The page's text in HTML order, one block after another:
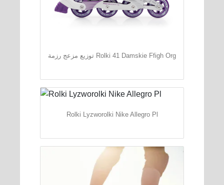
توزيع مزعج رزمة Rolki 41 Damskie Ffigh Org
Rolki Lyzworolki Nike Allegro Pl